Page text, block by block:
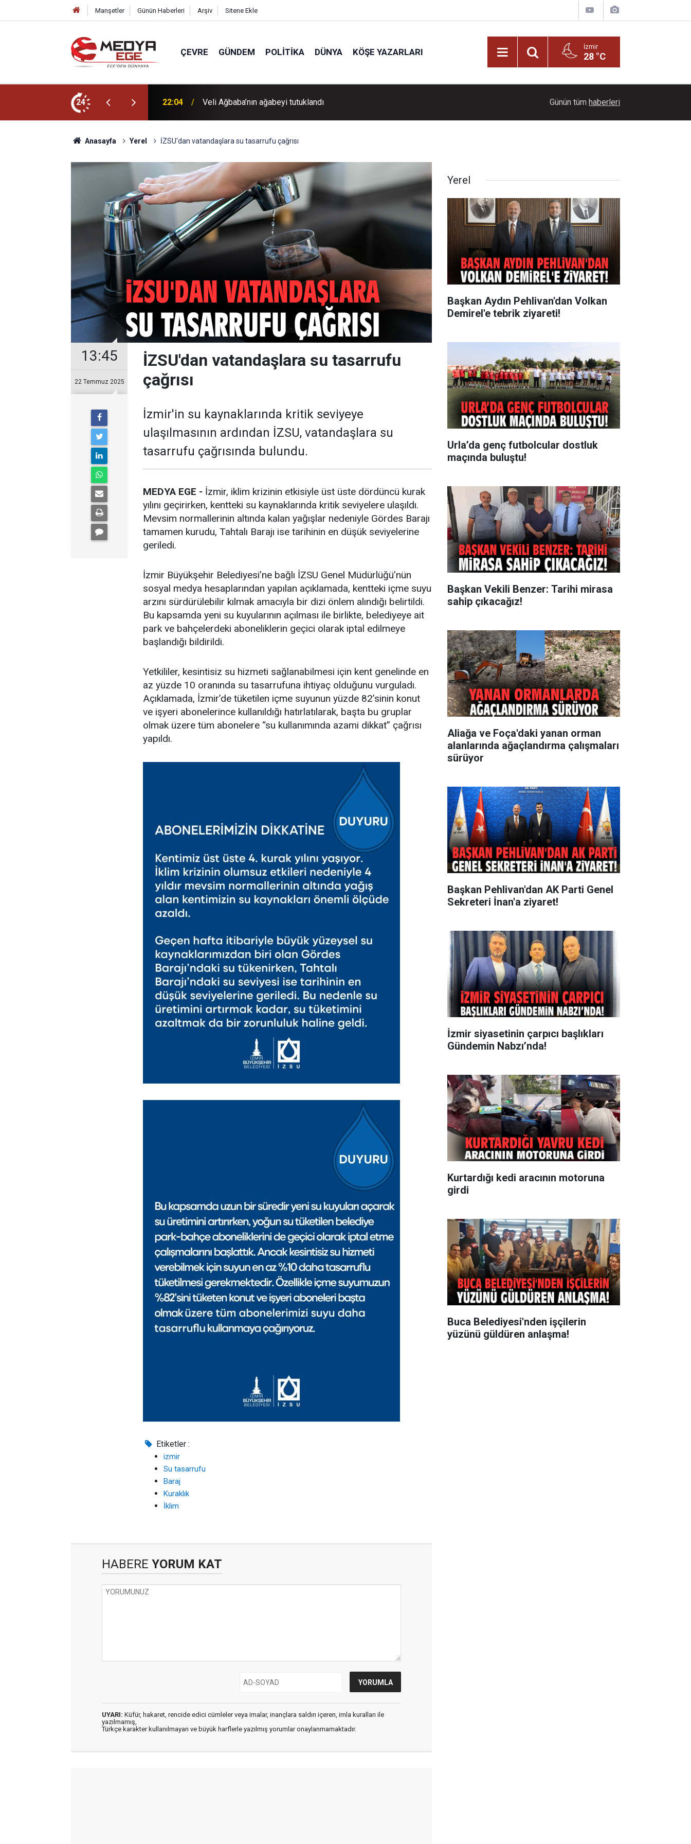
Manşetler Günün Haberleri Arşiv Sitene Ekle
ÇEVRE GÜNDEM POLITIKA DÜNYA KÖŞE YAZARLARI İzmir
28 °C
24 22:00 Başkan Aydın Pehlivan'dan Volkan Demirel'e tebrik ziyareti! Ayçiçeği tarlaları ihtişamıyla görenleri büyüledi!
Günün tüm haberleri
Anasayfa Yerel İZSU'dan vatandaşlara su tasarrufu çağrısı
13:45
22 Temmuz 2025
İZSU'dan vatandaşlara su tasarrufu
çağrısı
İzmir'in su kaynaklarında kritik seviyeye
ulaşılmasının ardından İZSU, vatandaşlara su
tasarrufu çağrısında bulundu.
MEDYA EGE - İzmir, iklim krizinin etkisiyle üst üste dördüncü kurak
yılını geçirirken, kentteki su kaynaklarında kritik seviyelere ulaşıldı.
Mevsim normallerinin altında kalan yağışlar nedeniyle Gördes Barajı
tamamen kurudu, Tahtalı Barajı ise tarihinin en düşük seviyelerine
geriledi.
İzmir Büyükşehir Belediyesi’ne bağlı İZSU Genel Müdürlüğü’nün
sosyal medya hesaplarından yapılan açıklamada, kentteki içme suyu
arzını sürdürülebilir kılmak amacıyla bir dizi önlem alındığı belirtildi.
Bu kapsamda yeni su kuyularının açılması ile birlikte, belediyeye ait
park ve bahçelerdeki aboneliklerin geçici olarak iptal edilmeye
başlandığı bildirildi.
Yetkililer, kesintisiz su hizmeti sağlanabilmesi için kent genelinde en
az yüzde 10 oranında su tasarrufuna ihtiyaç olduğunu vurguladı.
Açıklamada, İzmir’de tüketilen içme suyunun yüzde 82’sinin konut
ve işyeri abonelerince kullanıldığı hatırlatılarak, başta bu gruplar
olmak üzere tüm abonelere “su kullanımında azami dikkat” çağrısı
yapıldı.
Etiketler :
izmir
Su tasarrufu
Baraj
Kuraklık
İklim
HABERE YORUM KAT
UYARI: Küfür, hakaret, rencide edici cümleler veya imalar, inançlara saldırı içeren, imla kuralları ile
yazılmamış,
Türkçe karakter kullanılmayan ve büyük harflerle yazılmış yorumlar onaylanmamaktadır.
Yerel
Başkan Aydın Pehlivan'dan Volkan
Demirel'e tebrik ziyareti!
Urla’da genç futbolcular dostluk
maçında buluştu!
Başkan Vekili Benzer: Tarihi mirasa
sahip çıkacağız!
Aliağa ve Foça'daki yanan orman
alanlarında ağaçlandırma çalışmaları
sürüyor
Başkan Pehlivan'dan AK Parti Genel
Sekreteri İnan'a ziyaret!
İzmir siyasetinin çarpıcı başlıkları
Gündemin Nabzı’nda!
Kurtardığı kedi aracının motoruna
girdi
Buca Belediyesi'nden işçilerin
yüzünü güldüren anlaşma!